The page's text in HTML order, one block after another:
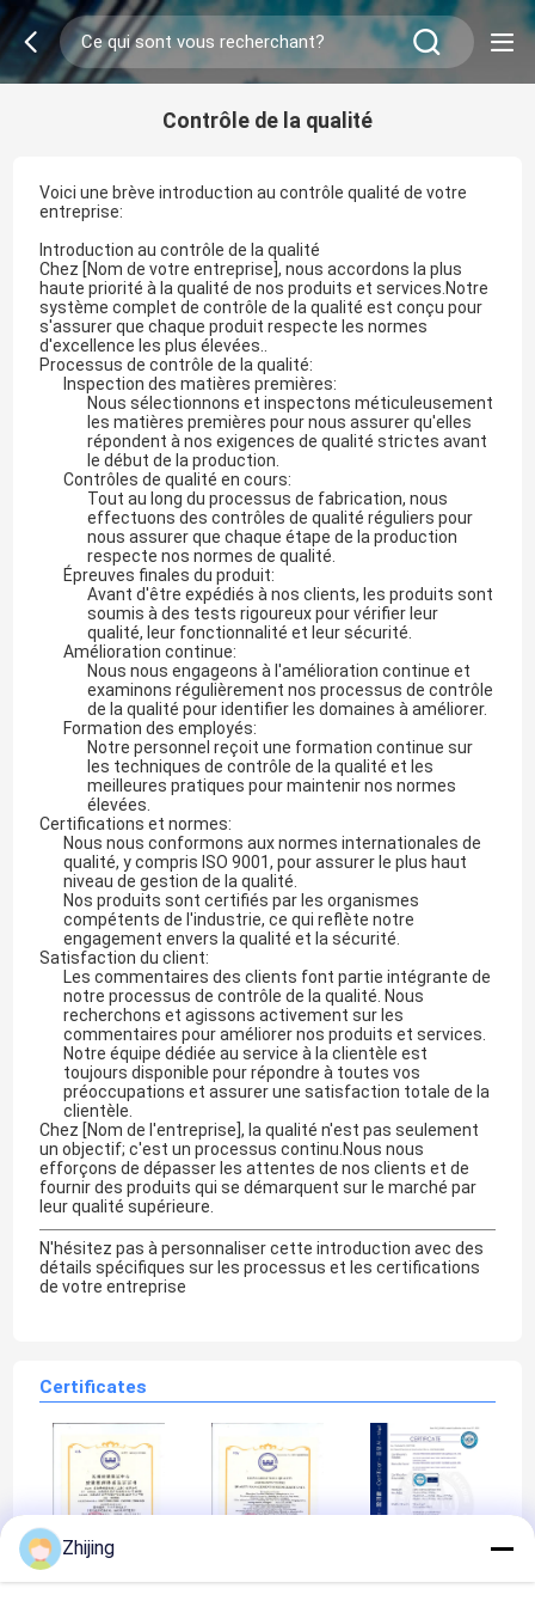
Contrôle de la qualité
Voici une brève introduction au contrôle qualité de votre
entreprise:
Introduction au contrôle de la qualité
Chez [Nom de votre entreprise], nous accordons la plus
haute priorité à la qualité de nos produits et services.Notre
système complet de contrôle de la qualité est conçu pour
s'assurer que chaque produit respecte les normes
d'excellence les plus élevées..
Processus de contrôle de la qualité:
Inspection des matières premières:
Nous sélectionnons et inspectons méticuleusement
les matières premières pour nous assurer qu'elles
répondent à nos exigences de qualité strictes avant
le début de la production.
Contrôles de qualité en cours:
Tout au long du processus de fabrication, nous
effectuons des contrôles de qualité réguliers pour
nous assurer que chaque étape de la production
respecte nos normes de qualité.
Épreuves finales du produit:
Avant d'être expédiés à nos clients, les produits sont
soumis à des tests rigoureux pour vérifier leur
qualité, leur fonctionnalité et leur sécurité.
Amélioration continue:
Nous nous engageons à l'amélioration continue et
examinons régulièrement nos processus de contrôle
de la qualité pour identifier les domaines à améliorer.
Formation des employés:
Notre personnel reçoit une formation continue sur
les techniques de contrôle de la qualité et les
meilleures pratiques pour maintenir nos normes
élevées.
Certifications et normes:
Nous nous conformons aux normes internationales de
qualité, y compris ISO 9001, pour assurer le plus haut
niveau de gestion de la qualité.
Nos produits sont certifiés par les organismes
compétents de l'industrie, ce qui reflète notre
engagement envers la qualité et la sécurité.
Satisfaction du client:
Les commentaires des clients font partie intégrante de
notre processus de contrôle de la qualité. Nous
recherchons et agissons activement sur les
commentaires pour améliorer nos produits et services.
Notre équipe dédiée au service à la clientèle est
toujours disponible pour répondre à toutes vos
préoccupations et assurer une satisfaction totale de la
clientèle.
Chez [Nom de l'entreprise], la qualité n'est pas seulement
un objectif; c'est un processus continu.Nous nous
efforçons de dépasser les attentes de nos clients et de
fournir des produits qui se démarquent sur le marché par
leur qualité supérieure.
N'hésitez pas à personnaliser cette introduction avec des
détails spécifiques sur les processus et les certifications
de votre entreprise
Certificates
Zhijing